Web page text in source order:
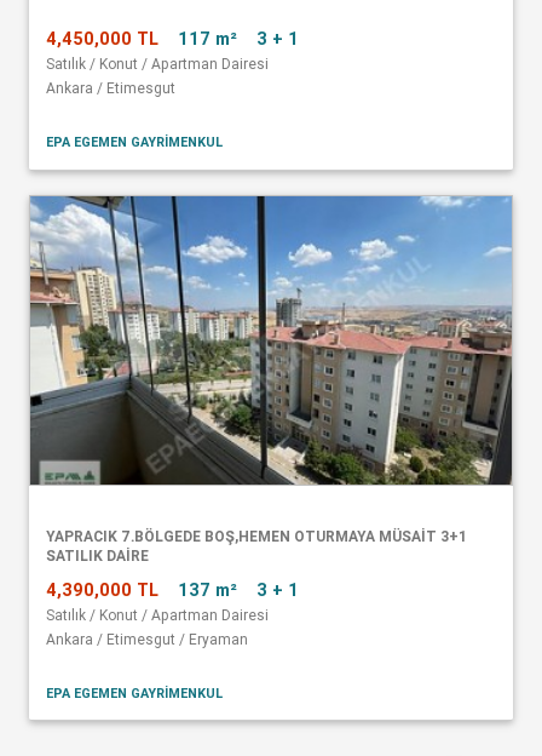
4,450,000 TL 117 m² 3 + 1
Satılık / Konut / Apartman Dairesi
Ankara / Etimesgut
EPA EGEMEN GAYRİMENKUL
YAPRACIK 7.BÖLGEDE BOŞ,HEMEN OTURMAYA MÜSAİT 3+1
SATILIK DAİRE
4,390,000 TL 137 m² 3 + 1
Satılık / Konut / Apartman Dairesi
Ankara / Etimesgut / Eryaman
EPA EGEMEN GAYRİMENKUL